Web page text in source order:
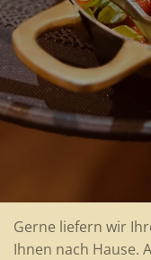
Gerne liefern wir
Ihnen nach Hause.